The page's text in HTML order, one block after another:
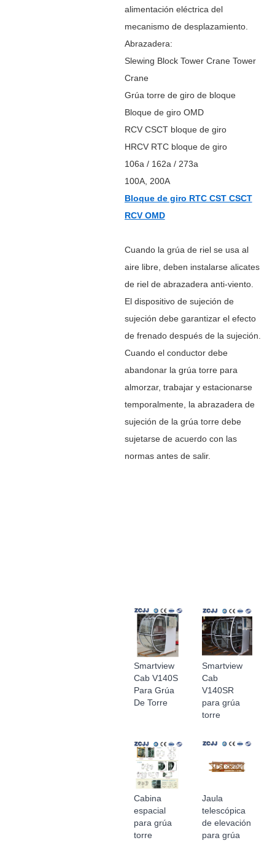
alimentación eléctrica del
mecanismo de desplazamiento.
Abrazadera:
Slewing Block Tower Crane Tower
Crane
Grúa torre de giro de bloque
Bloque de giro OMD
RCV CSCT bloque de giro
HRCV RTC bloque de giro
106a / 162a / 273a
100A, 200A
Bloque de giro RTC CST CSCT
RCV OMD
Cuando la grúa de riel se usa al
aire libre, deben instalarse alicates
de riel de abrazadera anti-viento.
El dispositivo de sujeción de
sujeción debe garantizar el efecto
de frenado después de la sujeción.
Cuando el conductor debe
abandonar la grúa torre para
almorzar, trabajar y estacionarse
temporalmente, la abrazadera de
sujeción de la grúa torre debe
sujetarse de acuerdo con las
normas antes de salir.
Smartview
Cab V140S
Para Grúa
De Torre
Smartview
Cab
V140SR
para grúa
torre
Cabina
espacial
para grúa
torre
Jaula
telescópica
de elevación
para grúa